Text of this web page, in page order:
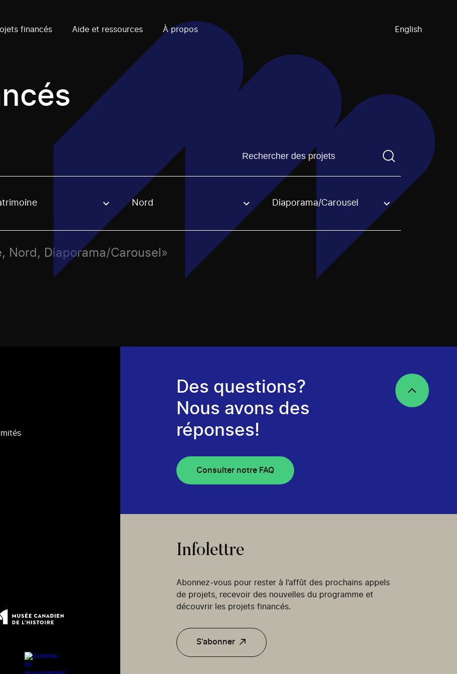
financés Aide et ressources À propos English
Trouvez un projetVous devez saisir un terme de
stream or regon. The filter will be applied when selecting an option.
Nord Diaporama/Carousel
Nord, Diaporama/Carousel»
Des questions?
Nous avons des
réponses!
Consulter notre FAQ
Infolettre
Abonnez-vous pour rester à l’affût des prochains appels
de projets, recevoir des nouvelles du programme et
découvrir les projets financés.
S'abonner